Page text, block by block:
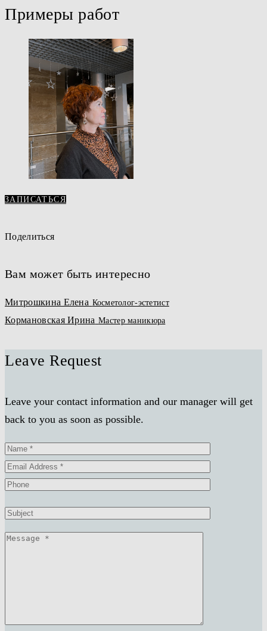
Примеры работ
ЗАПИСАТЬСЯ
Поделиться
Вам может быть интересно
Митрошкина Елена Косметолог-эстетист
Кормановская Ирина Мастер маникюра
Leave Request
Leave your contact information and our manager will get
back to you as soon as possible.